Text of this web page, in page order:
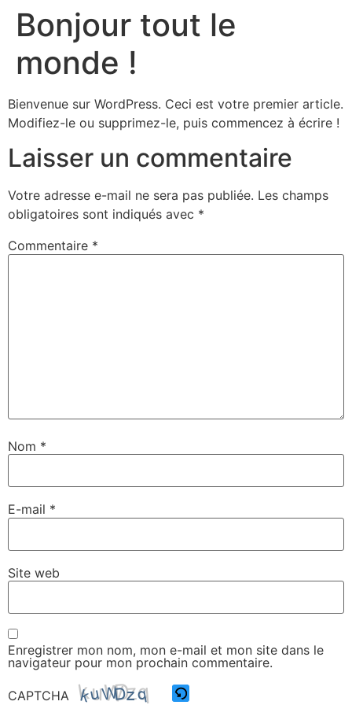
Bonjour tout le
monde !
Bienvenue sur WordPress. Ceci est votre premier article.
Modifiez-le ou supprimez-le, puis commencez à écrire !
Laisser un commentaire
Votre adresse e-mail ne sera pas publiée. Les champs
obligatoires sont indiqués avec *
Commentaire *
Nom *
E-mail *
Site web
Enregistrer mon nom, mon e-mail et mon site dans le
navigateur pour mon prochain commentaire.
CAPTCHA